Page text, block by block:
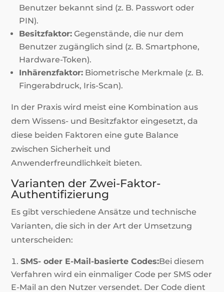
Benutzer bekannt sind (z. B. Passwort oder
PIN).
Besitzfaktor: Gegenstände, die nur dem
Benutzer zugänglich sind (z. B. Smartphone,
Hardware-Token).
Inhärenzfaktor: Biometrische Merkmale (z. B.
Fingerabdruck, Iris-Scan).
In der Praxis wird meist eine Kombination aus
dem Wissens- und Besitzfaktor eingesetzt, da
diese beiden Faktoren eine gute Balance
zwischen Sicherheit und
Anwenderfreundlichkeit bieten.
Varianten der Zwei-Faktor-
Authentifizierung
Es gibt verschiedene Ansätze und technische
Varianten, die sich in der Art der Umsetzung
unterscheiden:
SMS- oder E-Mail-basierte Codes:Bei diesem
Verfahren wird ein einmaliger Code per SMS oder
E-Mail an den Nutzer versendet. Der Code dient